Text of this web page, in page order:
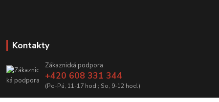
Kontakty
Zákaznická podpora
+420 608 331 344
(Po-Pá, 11-17 hod.; So, 9-12 hod.)